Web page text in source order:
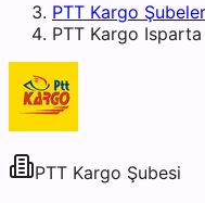
PTT Kargo
PTT Kargo
PTT Kargo Şubesi